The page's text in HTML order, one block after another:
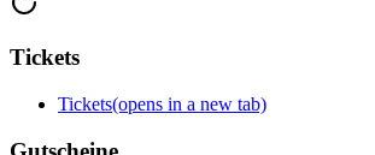
Tickets
Tickets(opens in a new tab)